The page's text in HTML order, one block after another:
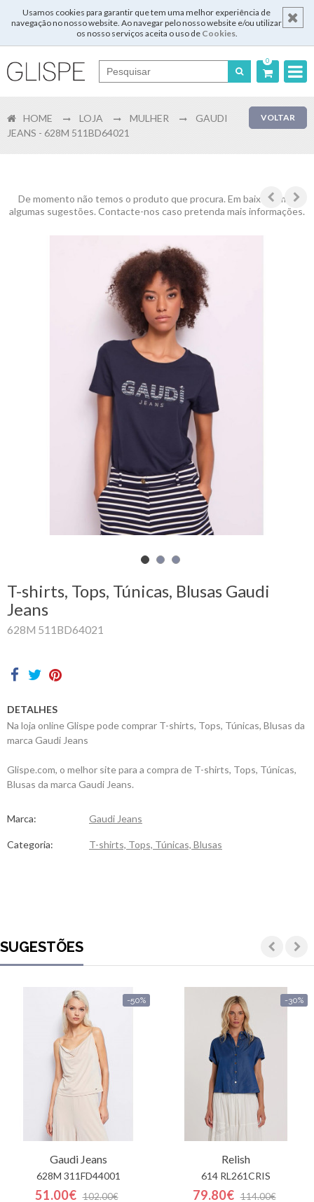
Usamos cookies para garantir que tem uma melhor experiência de
navegação no nosso website. Ao navegar pelo nosso website e/ou utilizar
os nosso serviços aceita o uso de Cookies.
0
English
Registar
Carrinho
compras
Glispe
Marcas
Outlet
Facebook
VOLTAR
HOME LOJA MULHER
GAUDI
JEANS - 628M 511BD64021
De momento não temos o produto que procura. Em baixo temos
algumas sugestões. Contacte-nos caso pretenda mais informações.
T-shirts, Tops, Túnicas, Blusas Gaudi
Jeans
628M 511BD64021
DETALHES
Na loja online Glispe pode comprar T-shirts, Tops, Túnicas, Blusas da
marca Gaudi Jeans
Glispe.com, o melhor site para a compra de T-shirts, Tops, Túnicas,
Blusas da marca Gaudi Jeans.
Marca: Gaudi Jeans
Categoria: T-shirts, Tops, Túnicas, Blusas
SUGESTÕES
-50%
Gaudi Jeans
628M 311FD44001
51.00€ 102.00€
-30%
Relish
614 RL261CRIS
79.80€ 114.00€